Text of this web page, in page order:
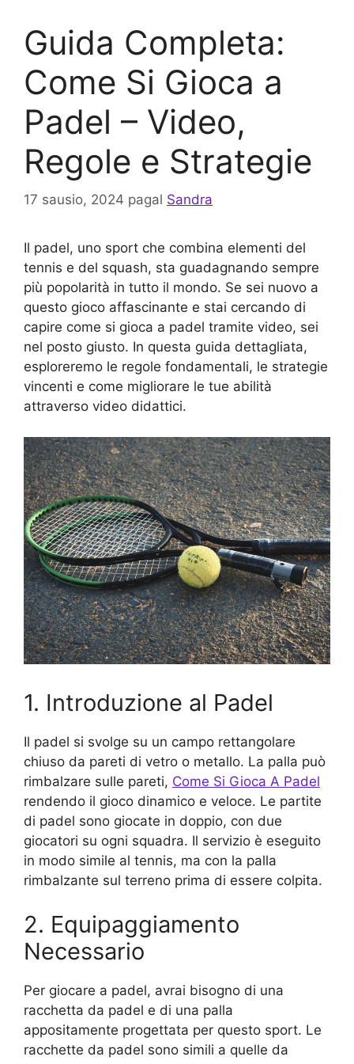
Guida Completa:
Come Si Gioca a
Padel – Video,
Regole e Strategie
17 sausio, 2024 pagal Sandra
Il padel, uno sport che combina elementi del
tennis e del squash, sta guadagnando sempre
più popolarità in tutto il mondo. Se sei nuovo a
questo gioco affascinante e stai cercando di
capire come si gioca a padel tramite video, sei
nel posto giusto. In questa guida dettagliata,
esploreremo le regole fondamentali, le strategie
vincenti e come migliorare le tue abilità
attraverso video didattici.
1. Introduzione al Padel
Il padel si svolge su un campo rettangolare
chiuso da pareti di vetro o metallo. La palla può
rimbalzare sulle pareti, Come Si Gioca A Padel
rendendo il gioco dinamico e veloce. Le partite
di padel sono giocate in doppio, con due
giocatori su ogni squadra. Il servizio è eseguito
in modo simile al tennis, ma con la palla
rimbalzante sul terreno prima di essere colpita.
2. Equipaggiamento
Necessario
Per giocare a padel, avrai bisogno di una
racchetta da padel e di una palla
appositamente progettata per questo sport. Le
racchette da padel sono simili a quelle da